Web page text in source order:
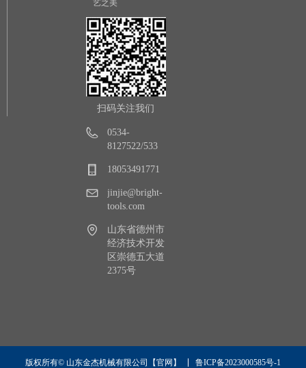
扫码关注我们
0534-
8127522/533
18053491771
jinjie@bright-
tools.com
山东省德州市
经济技术开发
区崇德五大道
2375号
艺之美
版权所有© 山东金杰机械有限公司【官网】 鲁ICP备2023000585号-1